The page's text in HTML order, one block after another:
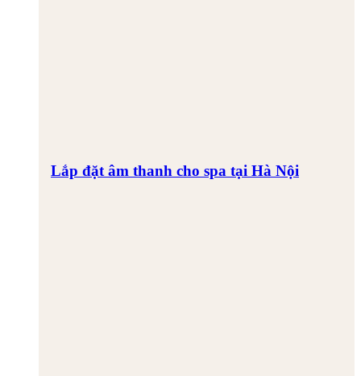
Lắp đặt âm thanh cho spa tại Hà Nội